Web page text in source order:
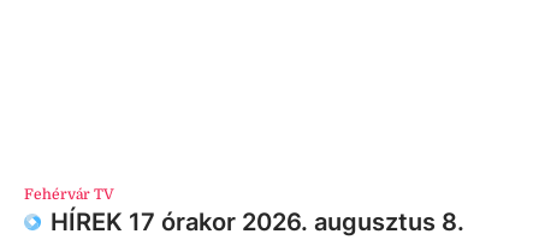
Fehérvár TV
HÍREK 17 órakor 2026. augusztus 8.